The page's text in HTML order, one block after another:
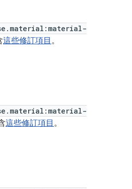
這些修訂項目 。
這些修訂項目 。